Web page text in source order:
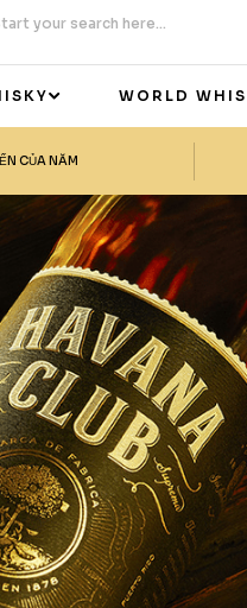
WORLD
CỦA NĂM